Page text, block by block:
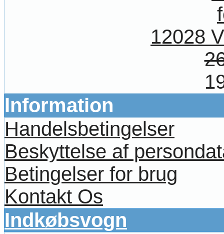
12028
Information
Handelsbetingelser
Beskyttelse af
Betingelser for brug
Kontakt Os
Indkøbsvogn